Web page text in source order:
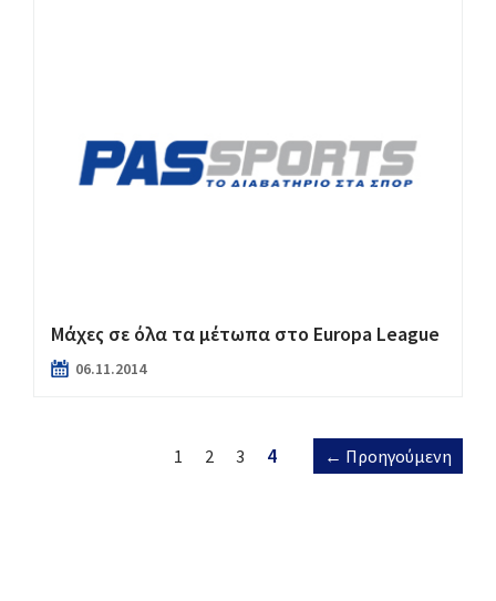
Μάχες σε όλα τα μέτωπα στο Europa League
06.11.2014
1 2 3 4 ← Προηγούμενη